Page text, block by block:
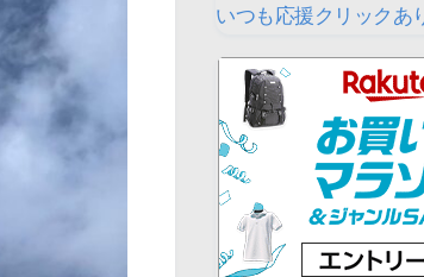
いつも応援クリックあ